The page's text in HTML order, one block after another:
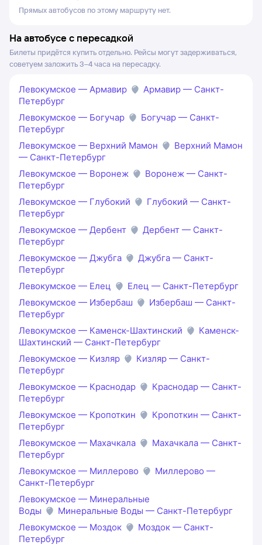
Прямых автобусов по этому маршруту нет.
На автобусе с пересадкой
Билеты придётся купить отдельно. Рейсы могут задерживаться,
советуем заложить 3–4 часа на пересадку.
Левокумское — Армавир
Армавир — Санкт-
Петербург
Левокумское — Богучар
Богучар — Санкт-
Петербург
Левокумское — Верхний Мамон
Верхний Мамон
— Санкт-Петербург
Левокумское — Воронеж
Воронеж — Санкт-
Петербург
Левокумское — Глубокий
Глубокий — Санкт-
Петербург
Левокумское — Дербент
Дербент — Санкт-
Петербург
Левокумское — Джубга
Джубга — Санкт-
Петербург
Левокумское — Елец
Елец — Санкт-Петербург
Левокумское — Избербаш
Избербаш — Санкт-
Петербург
Левокумское — Каменск-Шахтинский
Каменск-
Шахтинский — Санкт-Петербург
Левокумское — Кизляр
Кизляр — Санкт-
Петербург
Левокумское — Краснодар
Краснодар — Санкт-
Петербург
Левокумское — Кропоткин
Кропоткин — Санкт-
Петербург
Левокумское — Махачкала
Махачкала — Санкт-
Петербург
Левокумское — Миллерово
Миллерово —
Санкт-Петербург
Левокумское — Минеральные
Воды
Минеральные Воды — Санкт-Петербург
Левокумское — Моздок
Моздок — Санкт-
Петербург